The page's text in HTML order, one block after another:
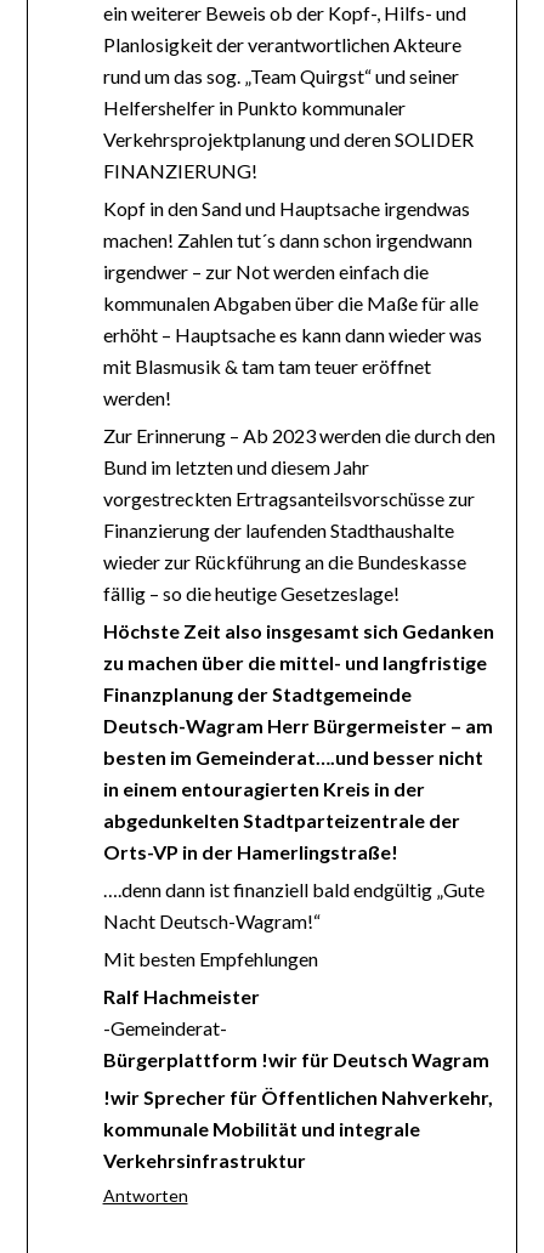
ein weiterer Beweis ob der Kopf-, Hilfs- und
Planlosigkeit der verantwortlichen Akteure
rund um das sog. „Team Quirgst“ und seiner
Helfershelfer in Punkto kommunaler
Verkehrsprojektplanung und deren SOLIDER
FINANZIERUNG!
Kopf in den Sand und Hauptsache irgendwas
machen! Zahlen tut´s dann schon irgendwann
irgendwer – zur Not werden einfach die
kommunalen Abgaben über die Maße für alle
erhöht – Hauptsache es kann dann wieder was
mit Blasmusik & tam tam teuer eröffnet
werden!
Zur Erinnerung – Ab 2023 werden die durch den
Bund im letzten und diesem Jahr
vorgestreckten Ertragsanteilsvorschüsse zur
Finanzierung der laufenden Stadthaushalte
wieder zur Rückführung an die Bundeskasse
fällig – so die heutige Gesetzeslage!
Höchste Zeit also insgesamt sich Gedanken
zu machen über die mittel- und langfristige
Finanzplanung der Stadtgemeinde
Deutsch-Wagram Herr Bürgermeister – am
besten im Gemeinderat….und besser nicht
in einem entouragierten Kreis in der
abgedunkelten Stadtparteizentrale der
Orts-VP in der Hamerlingstraße!
….denn dann ist finanziell bald endgültig „Gute
Nacht Deutsch-Wagram!“
Mit besten Empfehlungen
Ralf Hachmeister
-Gemeinderat-
Bürgerplattform !wir für Deutsch Wagram
!wir Sprecher für Öffentlichen Nahverkehr,
kommunale Mobilität und integrale
Verkehrsinfrastruktur
Antworten